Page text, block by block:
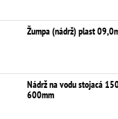
Žumpa (nádrž) plast
Nádrž na vodu stojacá
600mm